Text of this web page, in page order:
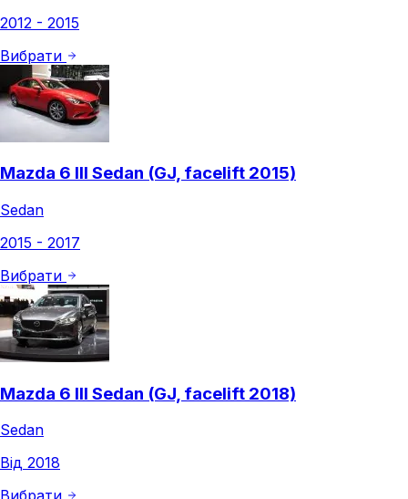
2012 - 2015
Вибрати
Mazda 6 III Sedan (GJ, facelift 2015)
Sedan
2015 - 2017
Вибрати
Mazda 6 III Sedan (GJ, facelift 2018)
Sedan
Від 2018